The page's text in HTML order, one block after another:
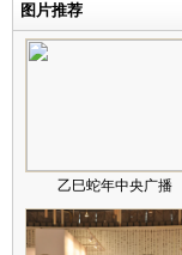
图片推荐
乙巳蛇年中央广播